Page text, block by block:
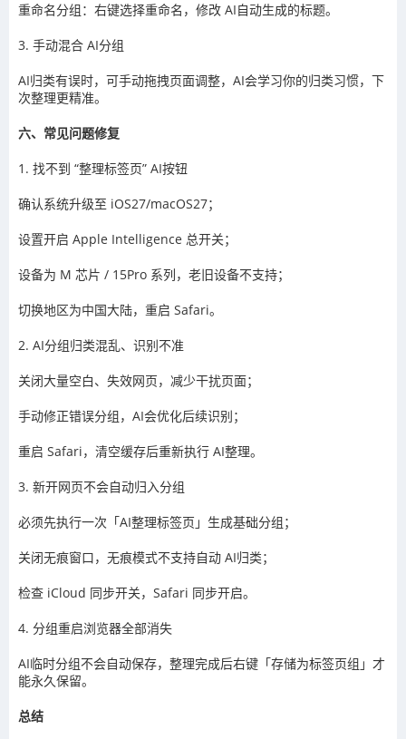
重命名分组：右键选择重命名，修改 AI自动生成的标题。
3. 手动混合 AI分组
AI归类有误时，可手动拖拽页面调整，AI会学习你的归类习惯，下
次整理更精准。
六、常见问题修复
1. 找不到 “整理标签页” AI按钮
确认系统升级至 iOS27/macOS27；
设置开启 Apple Intelligence 总开关；
设备为 M 芯片 / 15Pro 系列，老旧设备不支持；
切换地区为中国大陆，重启 Safari。
2. AI分组归类混乱、识别不准
关闭大量空白、失效网页，减少干扰页面；
手动修正错误分组，AI会优化后续识别；
重启 Safari，清空缓存后重新执行 AI整理。
3. 新开网页不会自动归入分组
必须先执行一次「AI整理标签页」生成基础分组；
关闭无痕窗口，无痕模式不支持自动 AI归类；
检查 iCloud 同步开关，Safari 同步开启。
4. 分组重启浏览器全部消失
AI临时分组不会自动保存，整理完成后右键「存储为标签页组」才
能永久保留。
总结